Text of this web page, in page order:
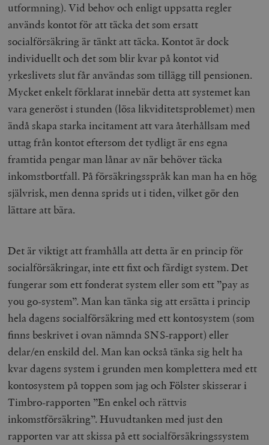
utformning). Vid behov och enligt uppsatta regler
används kontot för att täcka det som ersatt
socialförsäkring är tänkt att täcka. Kontot är dock
individuellt och det som blir kvar på kontot vid
yrkeslivets slut får användas som tillägg till pensionen.
Mycket enkelt förklarat innebär detta att systemet kan
vara generöst i stunden (lösa likviditetsproblemet) men
ändå skapa starka incitament att vara återhållsam med
uttag från kontot eftersom det tydligt är ens egna
framtida pengar man lånar av när behöver täcka
inkomstbortfall. På försäkringsspråk kan man ha en hög
självrisk, men denna sprids ut i tiden, vilket gör den
lättare att bära.
Det är viktigt att framhålla att detta är en princip för
socialförsäkringar, inte ett fixt och färdigt system. Det
fungerar som ett fonderat system eller som ett ”pay as
you go-system”. Man kan tänka sig att ersätta i princip
hela dagens socialförsäkring med ett kontosystem (som
finns beskrivet i ovan nämnda SNS-rapport) eller
delar/en enskild del. Man kan också tänka sig helt ha
kvar dagens system i grunden men komplettera med ett
kontosystem på toppen som jag och Fölster skisserar i
Timbro-rapporten ”En enkel och rättvis
inkomstförsäkring”. Huvudtanken med just den
rapporten var att skissa på ett socialförsäkringssystem